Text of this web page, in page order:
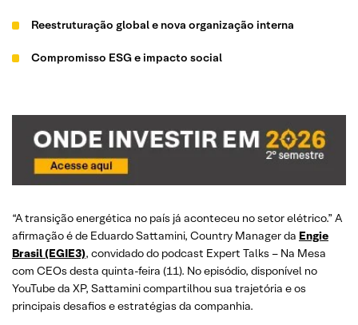
Reestruturação global e nova organização interna
Compromisso ESG e impacto social
“A transição energética no país já aconteceu no setor elétrico.” A
afirmação é de Eduardo Sattamini, Country Manager da Engie
Brasil (EGIE3), convidado do podcast Expert Talks – Na Mesa
com CEOs desta quinta-feira (11). No episódio, disponível no
YouTube da XP, Sattamini compartilhou sua trajetória e os
principais desafios e estratégias da companhia.